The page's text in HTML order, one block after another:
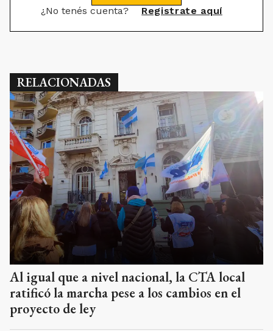
¿No tenés cuenta? Registrate aquí
RELACIONADAS
Al igual que a nivel nacional, la CTA local
ratificó la marcha pese a los cambios en el
proyecto de ley